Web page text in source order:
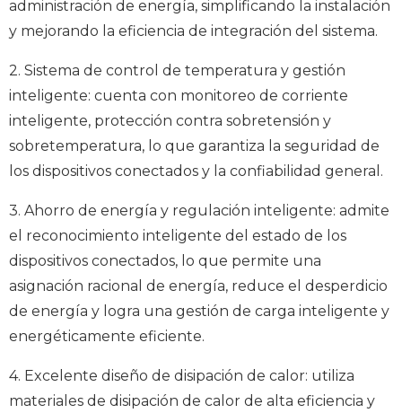
administración de energía, simplificando la instalación
y mejorando la eficiencia de integración del sistema.
2. Sistema de control de temperatura y gestión
inteligente: cuenta con monitoreo de corriente
inteligente, protección contra sobretensión y
sobretemperatura, lo que garantiza la seguridad de
los dispositivos conectados y la confiabilidad general.
3. Ahorro de energía y regulación inteligente: admite
el reconocimiento inteligente del estado de los
dispositivos conectados, lo que permite una
asignación racional de energía, reduce el desperdicio
de energía y logra una gestión de carga inteligente y
energéticamente eficiente.
4. Excelente diseño de disipación de calor: utiliza
materiales de disipación de calor de alta eficiencia y